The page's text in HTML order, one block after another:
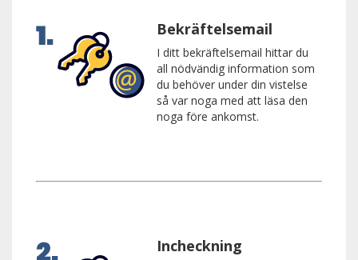
Bekräftelsemail
I ditt bekräftelsemail hittar du
all nödvändig information som
du behöver under din vistelse
så var noga med att läsa den
noga före ankomst.
Incheckning